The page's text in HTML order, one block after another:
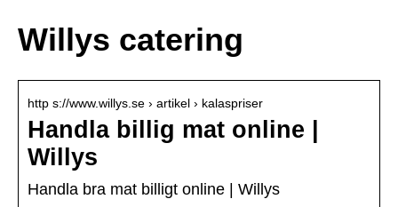
Willys catering
http s://www.willys.se › artikel › kalaspriser
Handla billig mat online |
Willys
Handla bra mat billigt online | Willys